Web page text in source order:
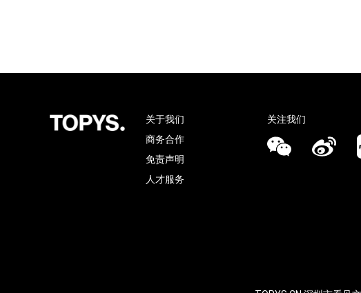
关于我们
商务合作
免责声明
人才服务
关注我们